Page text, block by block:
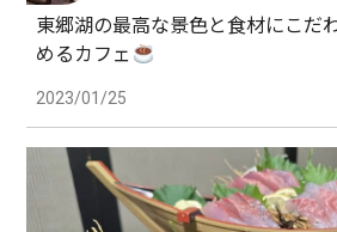
東郷湖の最高な景色と食材にこだ
めるカフェ
2023/01/25